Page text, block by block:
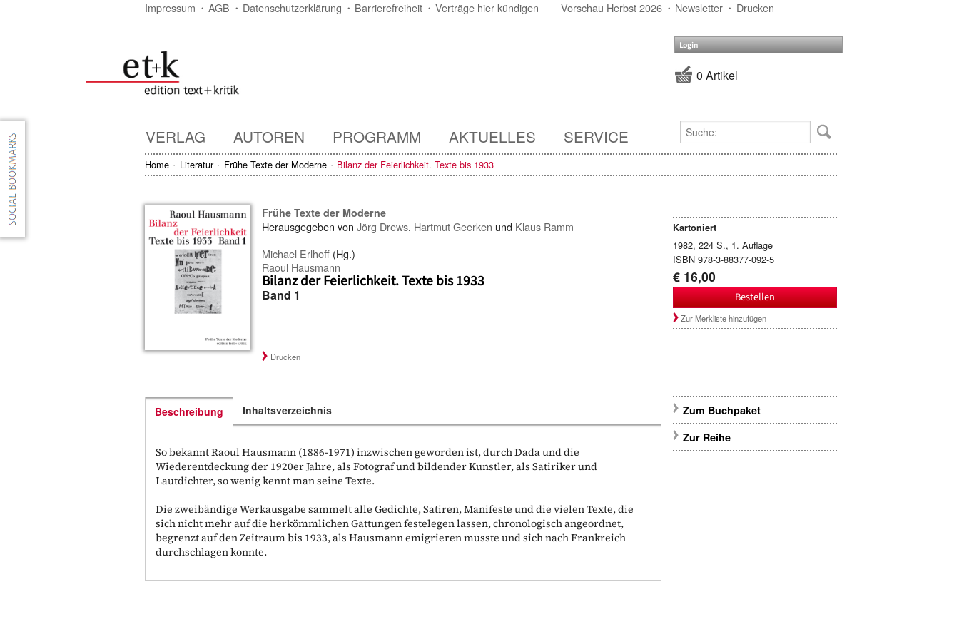
Impressum AGB Datenschutzerklärung Barrierefreiheit Verträge hier kündigen Vorschau Herbst 2026 Newsletter Drucken
Login
0 Artikel
VERLAG AUTOREN PROGRAMM AKTUELLES SERVICE
Home Literatur Frühe Texte der Moderne Bilanz der Feierlichkeit. Texte bis 1933
Frühe Texte der Moderne
Herausgegeben vonJörg Drews, Hartmut Geerken und Klaus Ramm
Michael Erlhoff (Hg.)
Raoul Hausmann
Bilanz der Feierlichkeit. Texte bis 1933
Band 1
Kartoniert
1982, 224 S., 1. Auflage
ISBN 978-3-88377-092-5
€ 16,00
Bestellen
Zur Merkliste hinzufügen
Drucken
Beschreibung
So bekannt Raoul Hausmann (1886-1971) inzwischen geworden ist, durch Dada und die
Wiederentdeckung der 1920er Jahre, als Fotograf und bildender Kunstler, als Satiriker und
Lautdichter, so wenig kennt man seine Texte.
Die zweibändige Werkausgabe sammelt alle Gedichte, Satiren, Manifeste und die vielen Texte, die
sich nicht mehr auf die herkömmlichen Gattungen festelegen lassen, chronologisch angeordnet,
begrenzt auf den Zeitraum bis 1933, als Hausmann emigrieren musste und sich nach Frankreich
durchschlagen konnte.
Inhaltsverzeichnis
Zum Buchpaket
Zur Reihe